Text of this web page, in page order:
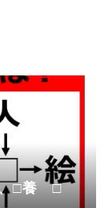
、□養 □